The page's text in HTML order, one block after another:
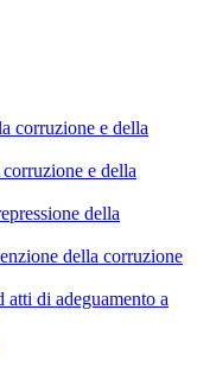
corruzione e della
e della
della
della corruzione
di adeguamento a